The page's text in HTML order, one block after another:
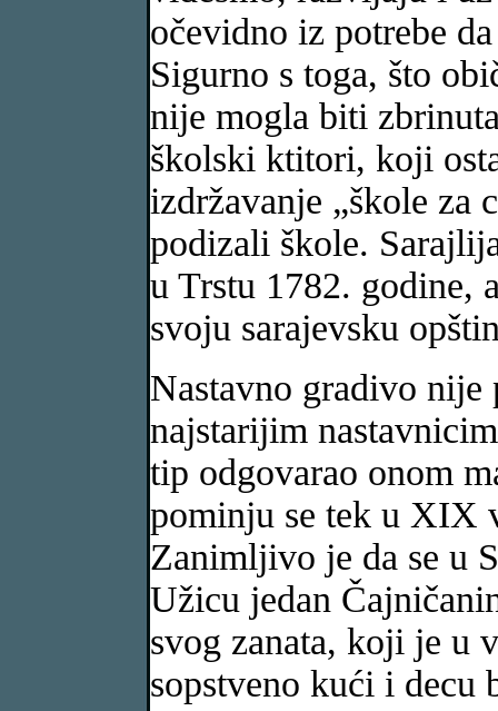
očevidno iz potrebe
Sigurno s toga, što
nije mogla biti
školski ktitori, koji
izdržavanje „škole za
podizali škole.
u Trstu 1782. godine,
svoju sarajevsku
Nastavno gradivo nije
najstarijim
tip odgovarao onom
pominju se tek u XIX
Zanimljivo je da se u
Užicu jedan
svog zanata, koji je u
sopstveno kući i decu